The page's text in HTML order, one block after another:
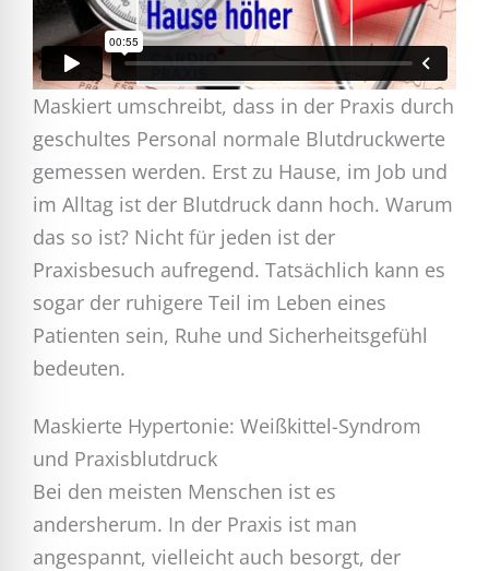
Maskiert umschreibt, dass in der Praxis durch
geschultes Personal normale Blutdruckwerte
gemessen werden. Erst zu Hause, im Job und
im Alltag ist der Blutdruck dann hoch. Warum
das so ist? Nicht für jeden ist der
Praxisbesuch aufregend. Tatsächlich kann es
sogar der ruhigere Teil im Leben eines
Patienten sein, Ruhe und Sicherheitsgefühl
bedeuten.
Maskierte Hypertonie: Weißkittel-Syndrom
und Praxisblutdruck
Bei den meisten Menschen ist es
andersherum. In der Praxis ist man
angespannt, vielleicht auch besorgt, der